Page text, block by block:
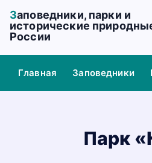
е
Заповедники, парки и
исторические
России
Главная Заповедники
Парк